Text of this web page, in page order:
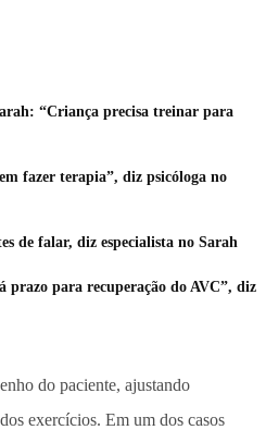
“Criança precisa treinar para
fazer terapia”, diz psicóloga no
de falar, diz especialista no Sarah
prazo para recuperação do AVC”, diz
do paciente, ajustando
exercícios. Em um dos casos